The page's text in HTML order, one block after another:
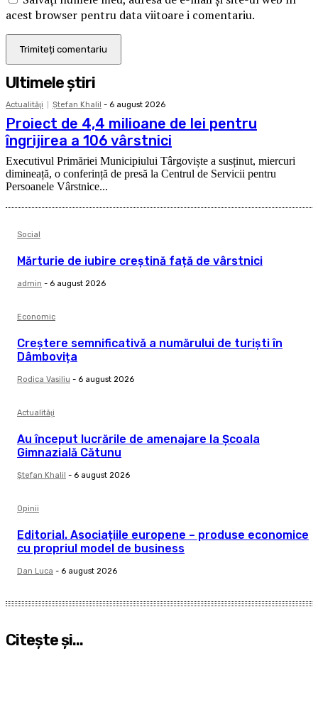
acest browser pentru data viitoare i comentariu.
Ultimele ştiri
Actualităţi Ştefan Khalil - 6 august 2026
Proiect de 4,4 milioane de lei pentru
îngrijirea a 106 vârstnici
Executivul Primăriei Municipiului Târgoviște a susținut, miercuri
dimineață, o conferință de presă la Centrul de Servicii pentru
Persoanele Vârstnice...
Social
Mărturie de iubire creștină față de vârstnici
admin - 6 august 2026
Economic
Creștere semnificativă a numărului de turiști în
Dâmbovița
Rodica Vasiliu - 6 august 2026
Actualităţi
Au început lucrările de amenajare la Școala
Gimnazială Cătunu
Ştefan Khalil - 6 august 2026
Opinii
Editorial. Asociațiile europene – produse economice
cu propriul model de business
Dan Luca - 6 august 2026
Citeşte şi...